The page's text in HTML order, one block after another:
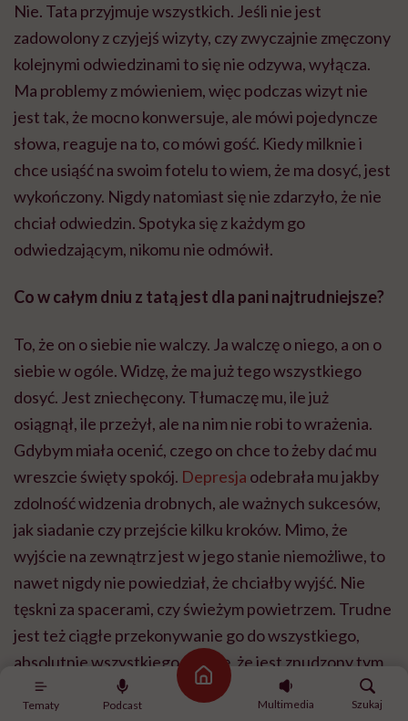
Tematy Podcast
Strona główna
Multimedia
Szukaj
Nie. Tata przyjmuje wszystkich. Jeśli nie jest
zadowolony z czyjejś wizyty, czy zwyczajnie zmęczony
kolejnymi odwiedzinami to się nie odzywa, wyłącza.
Ma problemy z mówieniem, więc podczas wizyt nie
jest tak, że mocno konwersuje, ale mówi pojedyncze
słowa, reaguje na to, co mówi gość. Kiedy milknie i
chce usiąść na swoim fotelu to wiem, że ma dosyć, jest
wykończony. Nigdy natomiast się nie zdarzyło, że nie
chciał odwiedzin. Spotyka się z każdym go
odwiedzającym, nikomu nie odmówił.
Co w całym dniu z tatą jest dla pani najtrudniejsze?
To, że on o siebie nie walczy. Ja walczę o niego, a on o
siebie w ogóle. Widzę, że ma już tego wszystkiego
dosyć. Jest zniechęcony. Tłumaczę mu, ile już
osiągnął, ile przeżył, ale na nim nie robi to wrażenia.
Gdybym miała ocenić, czego on chce to żeby dać mu
wreszcie święty spokój. Depresja odebrała mu jakby
zdolność widzenia drobnych, ale ważnych sukcesów,
jak siadanie czy przejście kilku kroków. Mimo, że
wyjście na zewnątrz jest w jego stanie niemożliwe, to
nawet nigdy nie powiedział, że chciałby wyjść. Nie
tęskni za spacerami, czy świeżym powietrzem. Trudne
jest też ciągłe przekonywanie go do wszystkiego,
absolutnie wszystkiego. Widzę, że jest znudzony tym
moim gadaniem, pytaniami, przemowami
motywacyjnymi. Stale wymyślam nam nowe, małe